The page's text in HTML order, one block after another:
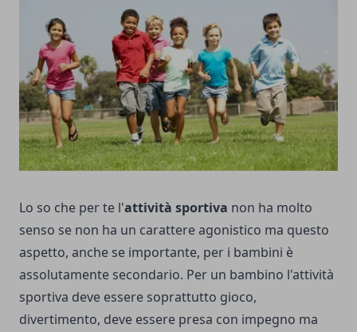
Lo so che per te l'attività sportiva non ha molto
senso se non ha un carattere agonistico ma questo
aspetto, anche se importante, per i bambini è
assolutamente secondario. Per un bambino l'attività
sportiva deve essere soprattutto gioco,
divertimento, deve essere presa con impegno ma